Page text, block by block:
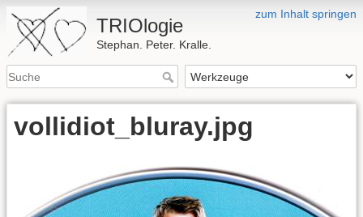
zum Inhalt springen
TRIOlogie
Stephan. Peter. Kralle.
vollidiot_bluray.jpg